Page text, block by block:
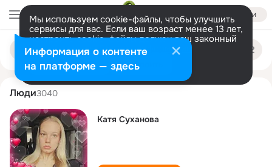
Войти
Мы используем cookie-файлы, чтобы улучшить
сервисы для вас. Если ваш возраст менее 13 лет,
настроить cookie-файлы должен ваш законный
представитель. Больше информации
Разрешить все Настроить
Поиск
людям
katya sukhanova
Люди3040
Катя Суханова
Информация о контенте
на платформе — здесь